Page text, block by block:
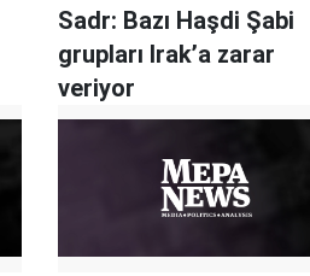
Sadr: Bazı Haşdi Şabi
grupları Irak’a zarar
veriyor